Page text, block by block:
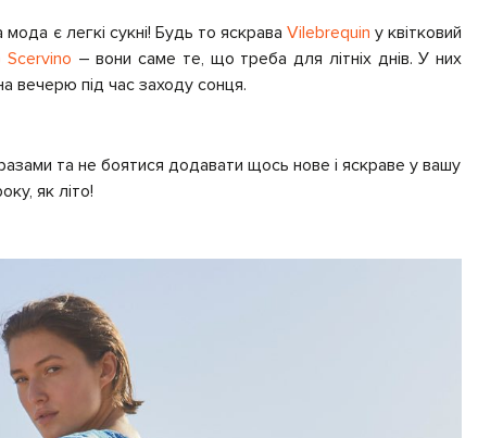
є легкі сукні! Будь то яскрава Vilebrequin у квітковий
Scervino – вони саме те, що треба для літніх днів. У них
вечерю під час заходу сонця.
та не боятися додавати щось нове і яскраве у вашу
як літо!